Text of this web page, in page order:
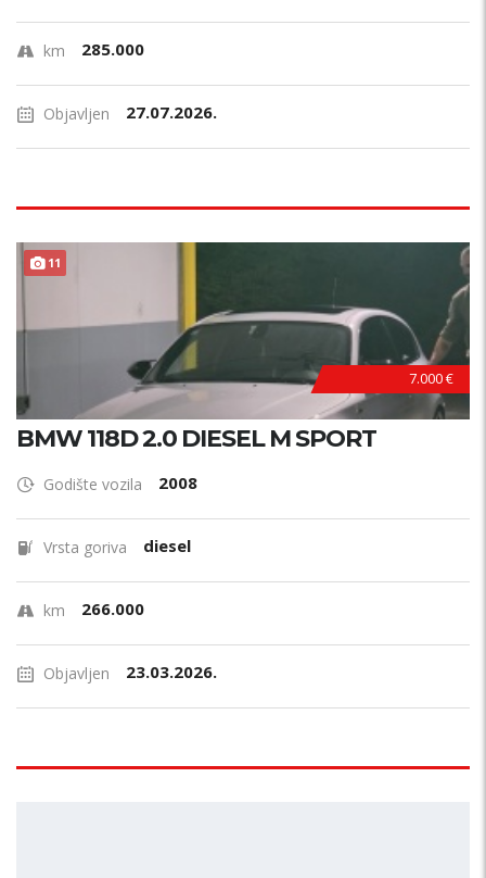
km 285.000
Objavljen 27.07.2026.
11
7.000 €
BMW 118D 2.0 DIESEL M SPORT
Godište vozila 2008
Vrsta goriva diesel
km 266.000
Objavljen 23.03.2026.